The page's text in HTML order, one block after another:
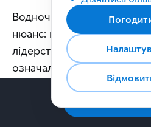
Водночас дані
Deloitte
нюанс: молоді працівники
лідерства — вони не
означала постійне
Серед тих, хто ще не
високого рівня, 76%